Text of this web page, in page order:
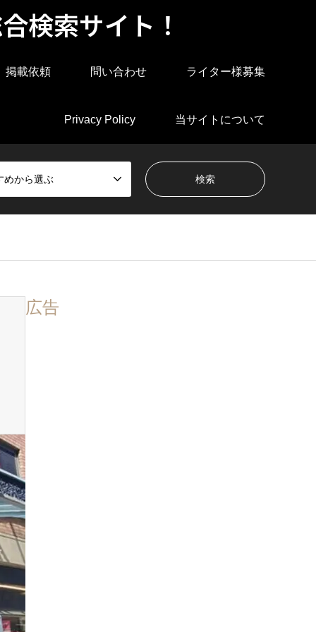
検索サイト！
掲載依頼 問い合わせ ライター様募集
Privacy Policy 当サイトについて
めから選ぶ
広告